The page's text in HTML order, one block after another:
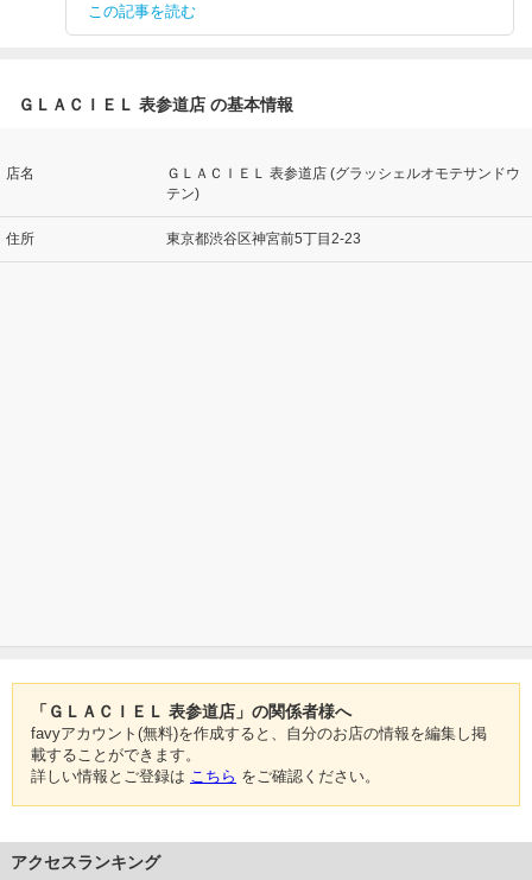
この記事を読む
ＧＬＡＣＩＥＬ 表参道店 の基本情報
店名
ＧＬＡＣＩＥＬ 表参道店 (グラッシェルオモテサンドウ
テン)
住所 東京都渋谷区神宮前5丁目2-23
「ＧＬＡＣＩＥＬ 表参道店」の関係者様へ
favyアカウント(無料)を作成すると、自分のお店の情報を編集し掲
載することができます。
詳しい情報とご登録は こちら をご確認ください。
アクセスランキング